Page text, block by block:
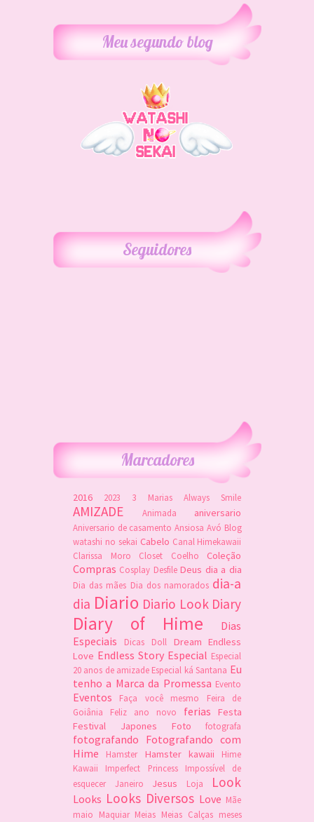
Meu segundo blog
Seguidores
Marcadores
2016 2023 3 Marias Always Smile
AMIZADE Animada aniversario
Aniversario de casamento Ansiosa Avó Blog
watashi no sekai Cabelo Canal Himekawaii
Clarissa Moro
Closet Coelho Coleção
Compras Cosplay Desfile Deus dia a dia
Dia das mães Dia dos namorados dia-a
dia Diario Diario Look Diary
Diary of Hime
Dias
Especiais
Dicas Doll Dream Endless
Love Endless Story Especial Especial
20 anos de amizade Especial ká Santana Eu
tenho a Marca da Promessa Evento
Eventos Faça você mesmo
Feira de
Goiânia
Feliz ano novo ferias
Festa
Festival Japones
Foto fotografa
fotografando Fotografando com
Hime
Hamster Hamster kawaii
Hime
Kawaii
Imperfect Princess
Impossível de
esquecer
Janeiro Jesus Loja Look
Looks Looks Diversos Love Mãe
maio
Maquiar Meias Meias Calças meses